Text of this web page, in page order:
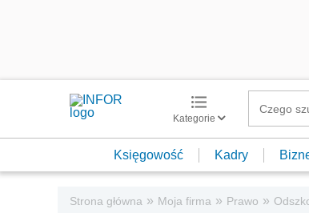
Kategorie
Księgowość Kadry
Strona główna » Moja firma » Prawo »